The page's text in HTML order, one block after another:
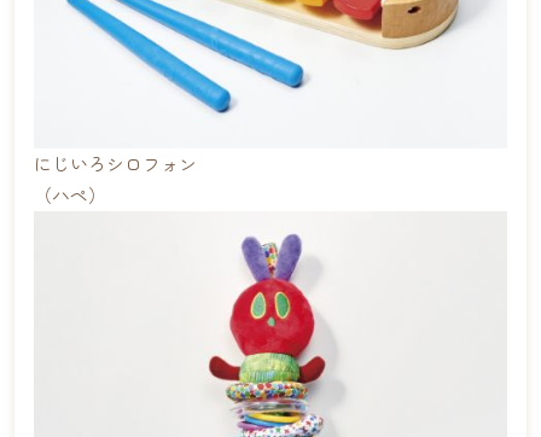
にじいろシロフォン
（ハペ）